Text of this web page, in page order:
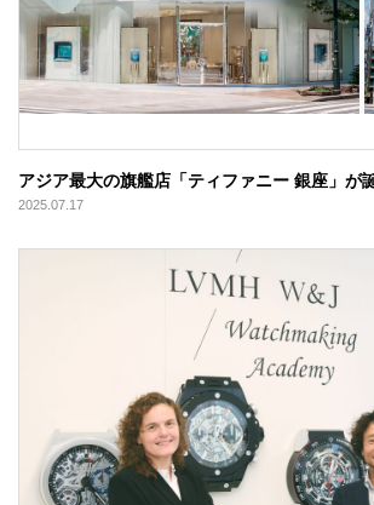
アジア最大の旗艦店「ティファニー 銀座」が
2025.07.17